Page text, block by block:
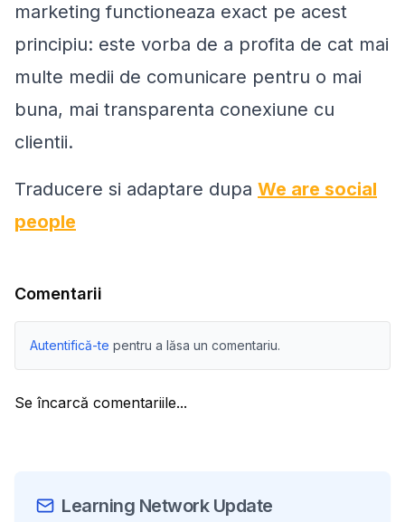
marketing functioneaza exact pe acest
principiu: este vorba de a profita de cat mai
multe medii de comunicare pentru o mai
buna, mai transparenta conexiune cu
clientii.
Traducere si adaptare dupa We are social
people
Comentarii
Autentifică-te pentru a lăsa un comentariu.
Se încarcă comentariile...
Learning Network Update